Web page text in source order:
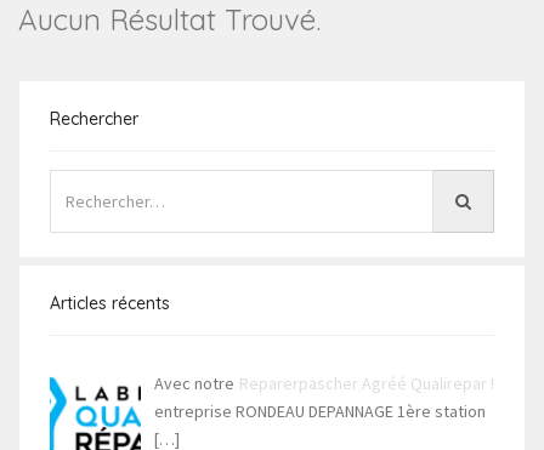
Aucun Résultat Trouvé.
Rechercher
Articles récents
Reparerpascher Agréé Qualirepar !
Avec notre
entreprise RONDEAU DEPANNAGE 1ère station
[…]